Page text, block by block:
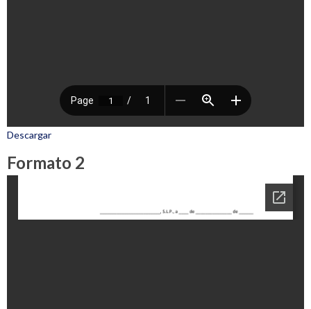
Descargar
Formato 2